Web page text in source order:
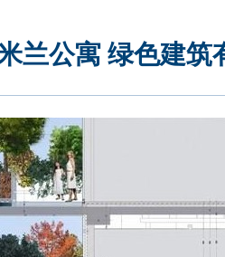
兰公寓 绿色建筑